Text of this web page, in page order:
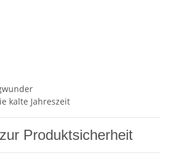
kalte Jahreszeit
Produktsicherheit